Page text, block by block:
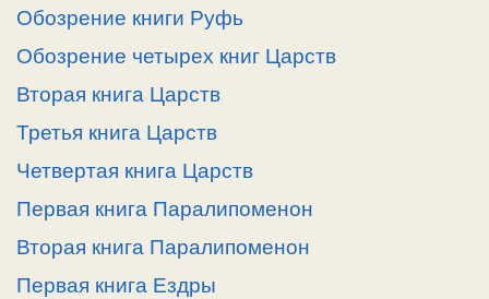
Обозрение книги Руфь
Обозрение четырех книг Царств
Вторая книга Царств
Третья книга Царств
Четвертая книга Царств
Первая книга Паралипоменон
Вторая книга Паралипоменон
Первая книга Ездры